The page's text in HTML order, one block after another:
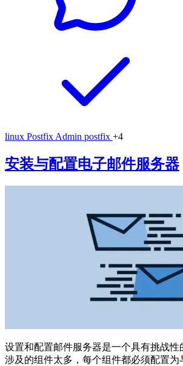
linux Postfix Admin postfix +4
安装与配置电子邮件服务器
设置和配置邮件服务器是一个具有挑战性
涉及的组件太多，每个组件都必须配置为